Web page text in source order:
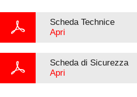
Scheda Technice
Apri
Scheda di Sicurezza
Apri